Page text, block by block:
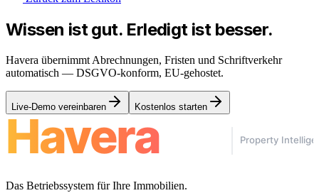
Wissen ist gut. Erledigt ist besser.
Havera übernimmt Abrechnungen, Fristen und Schriftverkehr
automatisch — DSGVO-konform, EU-gehostet.
Live-Demo vereinbaren Kostenlos starten
Das Betriebssystem für Ihre Immobilien.